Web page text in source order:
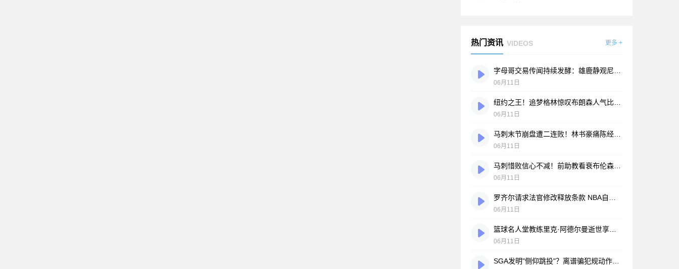
热门资讯 VIDEOS 更多 +
06月11日
06月11日
06月11日
06月11日
06月11日
06月11日